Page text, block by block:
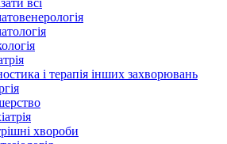
всі
і терапія інших захворювань
хвороби